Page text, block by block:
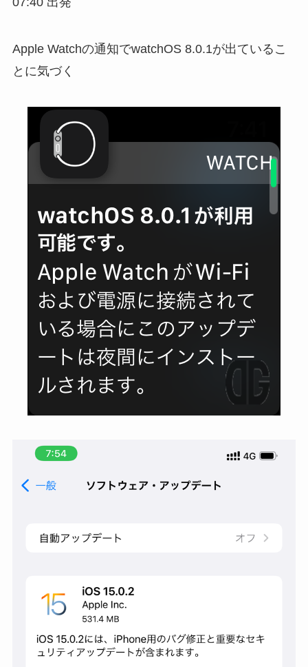
Apple Watchの通知でwatchOS 8.0.1が出ているこ
とに気づく